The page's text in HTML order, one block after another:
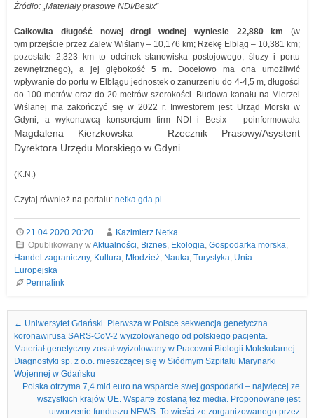
Źródło: „Materiały prasowe NDI/Besix”
Całkowita długość nowej drogi wodnej wyniesie 22,880 km (w
tym przejście przez Zalew Wiślany – 10,176 km; Rzekę Elbląg – 10,381 km;
pozostałe 2,323 km to odcinek stanowiska postojowego, śluzy i portu
zewnętrznego), a jej głębokość 5 m. Docelowo ma ona umożliwić
wpływanie do portu w Elblągu jednostek o zanurzeniu do 4-4,5 m, długości
do 100 metrów oraz do 20 metrów szerokości. Budowa kanału na Mierzei
Wiślanej ma zakończyć się w 2022 r. Inwestorem jest Urząd Morski w
Gdyni, a wykonawcą konsorcjum firm NDI i Besix – poinformowała
Magdalena Kierzkowska – Rzecznik Prasowy/Asystent
Dyrektora Urzędu Morskiego w Gdyni.
(K.N.)
Czytaj również na portalu: netka.gda.pl
21.04.2020 20:20
Kazimierz Netka
Opublikowany wAktualności, Biznes, Ekologia, Gospodarka morska,
Handel zagraniczny, Kultura, Młodzież, Nauka, Turystyka, Unia
Europejska
Permalink
Nawigacja we wpisach
← Uniwersytet Gdański. Pierwsza w Polsce sekwencja genetyczna
koronawirusa SARS-CoV-2 wyizolowanego od polskiego pacjenta.
Materiał genetyczny został wyizolowany w Pracowni Biologii Molekularnej
Diagnostyki sp. z o.o. mieszczącej się w Siódmym Szpitalu Marynarki
Wojennej w Gdańsku
Polska otrzyma 7,4 mld euro na wsparcie swej gospodarki – najwięcej ze
wszystkich krajów UE. Wsparte zostaną też media. Proponowane jest
utworzenie funduszu NEWS. To wieści ze zorganizowanego przez